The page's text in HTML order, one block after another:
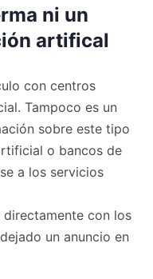
ni un
artifical
con centros
Tampoco es un
sobre este tipo
o bancos de
a los servicios
con los
un anuncio en